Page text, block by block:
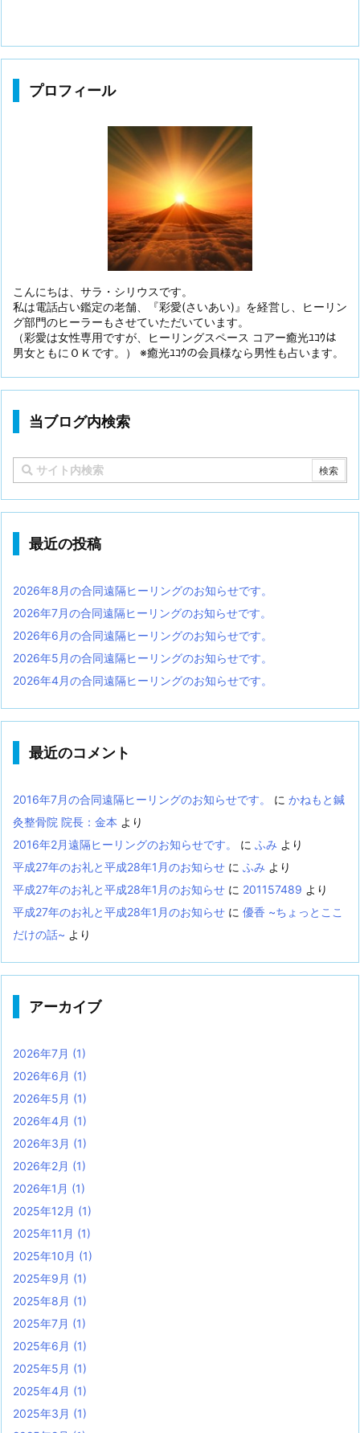
プロフィール
こんにちは、サラ・シリウスです。
私は電話占い鑑定の老舗、『彩愛(さいあい)』を経営し、ヒーリン
グ部門のヒーラーもさせていただいています。
（彩愛は女性専用ですが、ヒーリングスペース コアー癒光ﾕｺｳは
男女ともにＯＫです。） ※癒光ﾕｺｳの会員様なら男性も占います。
当ブログ内検索
最近の投稿
2026年8月の合同遠隔ヒーリングのお知らせです。
2026年7月の合同遠隔ヒーリングのお知らせです。
2026年6月の合同遠隔ヒーリングのお知らせです。
2026年5月の合同遠隔ヒーリングのお知らせです。
2026年4月の合同遠隔ヒーリングのお知らせです。
最近のコメント
2016年7月の合同遠隔ヒーリングのお知らせです。 に かねもと鍼
灸整骨院 院長：金本 より
2016年2月遠隔ヒーリングのお知らせです。
に ふみ より
平成27年のお礼と平成28年1月のお知らせ に ふみ より
平成27年のお礼と平成28年1月のお知らせ に 201157489 より
平成27年のお礼と平成28年1月のお知らせ に 優香 ~ちょっとここ
だけの話~ より
アーカイブ
2026年7月 (1)
2026年6月 (1)
2026年5月 (1)
2026年4月 (1)
2026年3月 (1)
2026年2月 (1)
2026年1月 (1)
2025年12月 (1)
2025年11月 (1)
2025年10月 (1)
2025年9月 (1)
2025年8月 (1)
2025年7月 (1)
2025年6月 (1)
2025年5月 (1)
2025年4月 (1)
2025年3月 (1)